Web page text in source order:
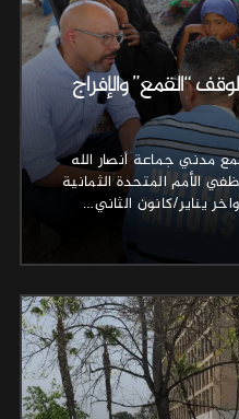
“القمع” والإفراج
مدني جماعة أنصار الله
الأمم المتحدة الثمانية
يناير/كانون الثاني…